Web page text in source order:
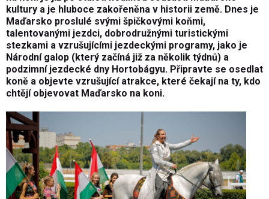
kultury a je hluboce zakořeněna v historii země. Dnes je
Maďarsko proslulé svými špičkovými koňmi,
talentovanými jezdci, dobrodružnými turistickými
stezkami a vzrušujícími jezdeckými programy, jako je
Národní galop (který začíná již za několik týdnů) a
podzimní jezdecké dny Hortobágyu. Připravte se osedlat
koně a objevte vzrušující atrakce, které čekají na ty, kdo
chtějí objevovat Maďarsko na koni.